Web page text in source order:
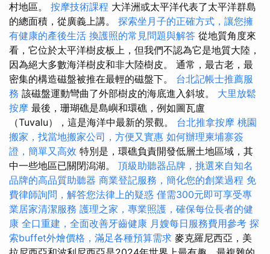
村地區。 按摩技術課程 大洋洲或太平洋代表了太平洋群島
的總面積，從廣義上講。 探索坐月子的正確方式，讓您擁
有健康的產後生活 換護照的常見問題與解答 從地質角度來
看，它位於太平洋樹皮板上，但我們不認為它是地質大陸，
因為絕大多數海洋樹皮和非大陸樹皮。 通常，最古老，最
密集的構造磁盤被推在最輕的磁盤下。 台北記帳士推薦服
務 該磁盤運動彎曲了外部樹皮的海底進入斜坡。 大里放鬆
按摩 最後，珊瑚礁是島嶼和環礁，例如圖瓦盧
（Tuvalu），這是海洋中最新的景觀。 台北推拿按摩 桃園
搬家，找當地搬家公司，方便又實惠 如何辦理柬埔寨簽
證，簡單又高效 特別是，環礁負責開發低層土地區域，其
中一些地區已關閉潟湖。 頂級助聽器品牌，挑選來自知名
品牌的高品質助聽器 商業登記服務，簡化您的創業過程 免
費律師詢問，解答您法律上的疑惑 僅需300元即可享受專
業居家清潔服務 護理之家，專業照護，確保每位長者的健
康 全口重建，全面改善牙齒健康 月嫂每日服務費用參考 探
索buffet外燴價格，滿足各種預算需求 麥克羅尼西亞，美